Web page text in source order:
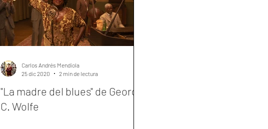
"La madre del blues" de George
C. Wolfe
Carlos Andrés Mendiola
25 dic 2020
2 min de lectura